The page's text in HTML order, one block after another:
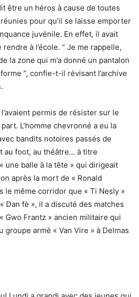
être un héros à cause de toutes
pour qu’il se laisse emporter
juvénile. En effet, il avait
à l’école. “ Je me rappelle,
la zone qui m’a donné un pantalon
”, confie-t-il révisant l’archive
permis de résister sur le
L’homme chevronné a eu la
bandits notoires passés de
au foot, au théâtre… à titre
une balle à la tête » qui dirigeait
après la mort de « Ronald
le même corridor que « Ti Nesly »
Dan fè », il a discuté des matches
Gwo Frantz » ancien militaire qui
groupe armé « Van Vire » à Delmas